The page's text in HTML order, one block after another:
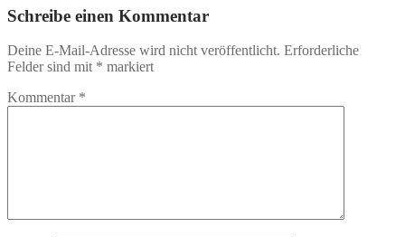
Schreibe einen Kommentar
Deine E-Mail-Adresse wird nicht veröffentlicht. Erforderliche
Felder sind mit * markiert
Kommentar *